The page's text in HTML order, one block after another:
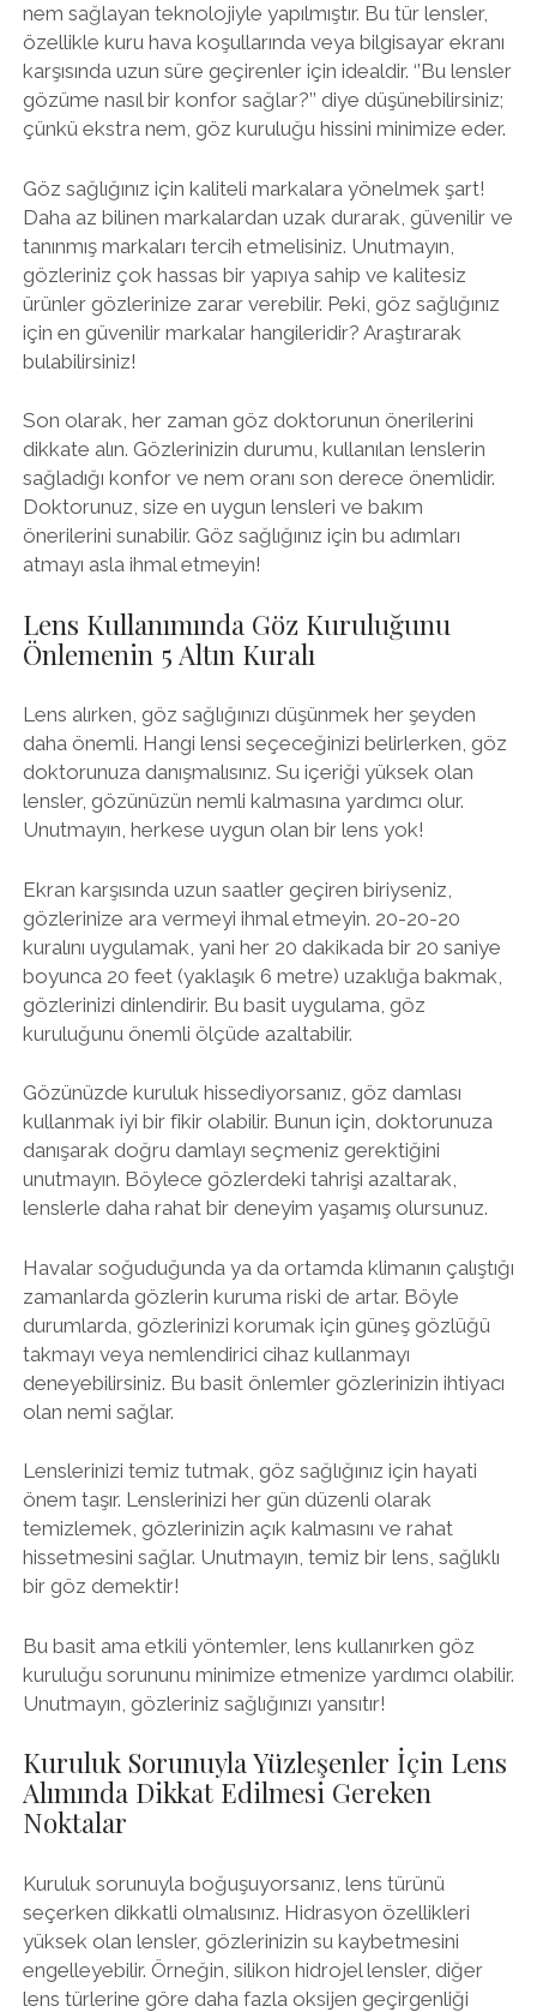
nem sağlayan teknolojiyle yapılmıştır. Bu tür lensler,
özellikle kuru hava koşullarında veya bilgisayar ekranı
karşısında uzun süre geçirenler için idealdir. ‘’Bu lensler
gözüme nasıl bir konfor sağlar?’’ diye düşünebilirsiniz;
çünkü ekstra nem, göz kuruluğu hissini minimize eder.
Göz sağlığınız için kaliteli markalara yönelmek şart!
Daha az bilinen markalardan uzak durarak, güvenilir ve
tanınmış markaları tercih etmelisiniz. Unutmayın,
gözleriniz çok hassas bir yapıya sahip ve kalitesiz
ürünler gözlerinize zarar verebilir. Peki, göz sağlığınız
için en güvenilir markalar hangileridir? Araştırarak
bulabilirsiniz!
Son olarak, her zaman göz doktorunun önerilerini
dikkate alın. Gözlerinizin durumu, kullanılan lenslerin
sağladığı konfor ve nem oranı son derece önemlidir.
Doktorunuz, size en uygun lensleri ve bakım
önerilerini sunabilir. Göz sağlığınız için bu adımları
atmayı asla ihmal etmeyin!
Lens Kullanımında Göz Kuruluğunu
Önlemenin 5 Altın Kuralı
Lens alırken, göz sağlığınızı düşünmek her şeyden
daha önemli. Hangi lensi seçeceğinizi belirlerken, göz
doktorunuza danışmalısınız. Su içeriği yüksek olan
lensler, gözünüzün nemli kalmasına yardımcı olur.
Unutmayın, herkese uygun olan bir lens yok!
Ekran karşısında uzun saatler geçiren biriyseniz,
gözlerinize ara vermeyi ihmal etmeyin. 20-20-20
kuralını uygulamak, yani her 20 dakikada bir 20 saniye
boyunca 20 feet (yaklaşık 6 metre) uzaklığa bakmak,
gözlerinizi dinlendirir. Bu basit uygulama, göz
kuruluğunu önemli ölçüde azaltabilir.
Gözünüzde kuruluk hissediyorsanız, göz damlası
kullanmak iyi bir fikir olabilir. Bunun için, doktorunuza
danışarak doğru damlayı seçmeniz gerektiğini
unutmayın. Böylece gözlerdeki tahrişi azaltarak,
lenslerle daha rahat bir deneyim yaşamış olursunuz.
Havalar soğuduğunda ya da ortamda klimanın çalıştığı
zamanlarda gözlerin kuruma riski de artar. Böyle
durumlarda, gözlerinizi korumak için güneş gözlüğü
takmayı veya nemlendirici cihaz kullanmayı
deneyebilirsiniz. Bu basit önlemler gözlerinizin ihtiyacı
olan nemi sağlar.
Lenslerinizi temiz tutmak, göz sağlığınız için hayati
önem taşır. Lenslerinizi her gün düzenli olarak
temizlemek, gözlerinizin açık kalmasını ve rahat
hissetmesini sağlar. Unutmayın, temiz bir lens, sağlıklı
bir göz demektir!
Bu basit ama etkili yöntemler, lens kullanırken göz
kuruluğu sorununu minimize etmenize yardımcı olabilir.
Unutmayın, gözleriniz sağlığınızı yansıtır!
Kuruluk Sorunuyla Yüzleşenler İçin Lens
Alımında Dikkat Edilmesi Gereken
Noktalar
Kuruluk sorunuyla boğuşuyorsanız, lens türünü
seçerken dikkatli olmalısınız. Hidrasyon özellikleri
yüksek olan lensler, gözlerinizin su kaybetmesini
engelleyebilir. Örneğin, silikon hidrojel lensler, diğer
lens türlerine göre daha fazla oksijen geçirgenliği